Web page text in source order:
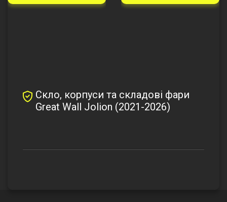
Скло, корпуси та складові фари
Great Wall Jolion (2021-2026)